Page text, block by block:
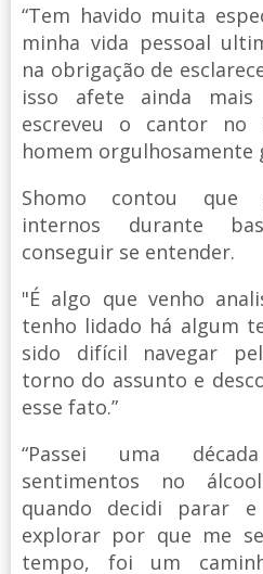
“Tem havido muita
minha vida pessoal
na obrigação de
isso afete ainda mais
escreveu o cantor no
homem orgulhosamente
Shomo contou que
internos durante
conseguir se entender.
"É algo que venho
tenho lidado há algum
sido difícil navegar
torno do assunto e
esse fato.”
“Passei uma
sentimentos no
quando decidi parar
explorar por que me
tempo, foi um